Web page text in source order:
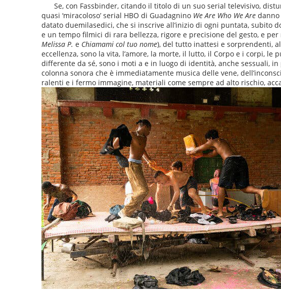
Se, con Fassbinder, citando il titolo di un suo serial televisivo,
quasi ‘miracoloso’ serial HBO di Guadagnino We Are Who We Are danno
datato duemilasedici, che si inscrive all’inizio di ogni puntata, subito
e un tempo filmici di rara bellezza, rigore e precisione del gesto, e
Melissa P. e Chiamami col tuo nome), del tutto inattesi e sorprendenti,
eccellenza, sono la vita, l’amore, la morte, il lutto, il Corpo e i corpi,
differente da sé, sono i moti a e in luogo di identità, anche sessuali,
colonna sonora che è immediatamente musica delle vene,
ralenti e i fermo immagine, materiali come sempre ad alto rischio,